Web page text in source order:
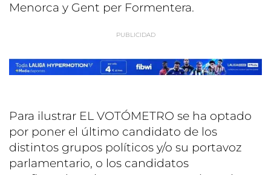
Menorca y Gent per Formentera.
Para ilustrar EL VOTÓMETRO se ha optado
por poner el último candidato de los
distintos grupos políticos y/o su portavoz
parlamentario, o los candidatos